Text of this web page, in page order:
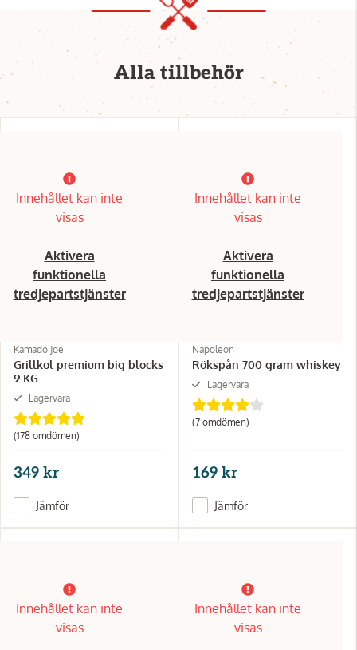
Alla tillbehör
Innehållet kan inte
visas
Aktivera
funktionella
tredjepartstjänster
Kamado Joe
Grillkol premium big blocks
9 KG
Lagervara
(178 omdömen)
349 kr
Jämför
Innehållet kan inte
visas
Aktivera
funktionella
tredjepartstjänster
Napoleon
Rökspån 700 gram whiskey
Lagervara
(7 omdömen)
169 kr
Jämför
Innehållet kan inte
visas
Innehållet kan inte
visas